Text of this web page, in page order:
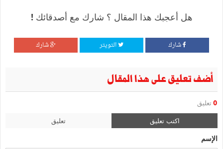
هل أعجبك هذا المقال ؟ شارك مع أصدقائك !
شارك التويتر شارك
أضف تعليق على هذا المقال
0 تعليق
اكتب تعليق تعليق
الإسم